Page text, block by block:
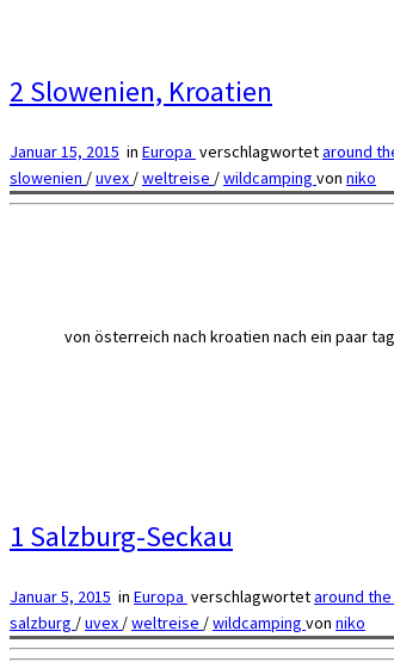
von österreich nach kroatien nach ein paar
2 Slowenien, Kroatien
Januar 15, 2015 in Europa verschlagwortetaround
slowenien /uvex /weltreise /wildcamping von niko
1 Salzburg-Seckau
Januar 5, 2015 in Europa verschlagwortetaround
salzburg /uvex /weltreise /wildcamping von niko